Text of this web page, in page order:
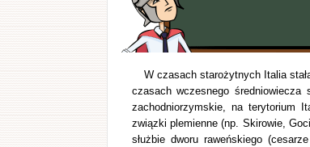
W czasach starożytnych Italia
czasach wczesnego średniowiecza
zachodniorzymskie, na terytorium
związki plemienne (np. Skirowie,
służbie dworu raweńskiego